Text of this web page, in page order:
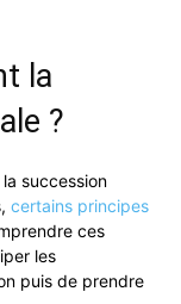
la
?
la succession
certains principes
ces
les
puis de prendre